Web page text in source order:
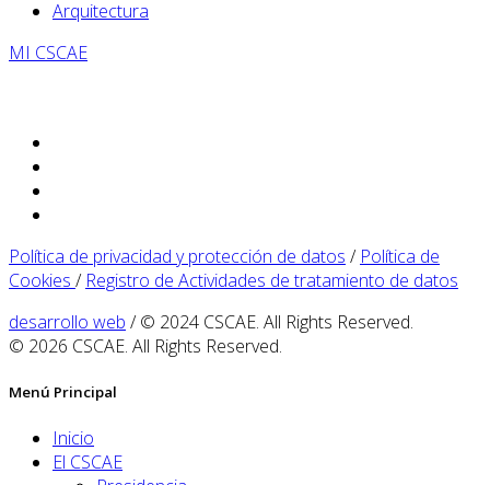
Arquitectura
MI CSCAE
Política de privacidad y protección de datos / Política de
Cookies / Registro de Actividades de tratamiento de datos
desarrollo web / © 2024 CSCAE. All Rights Reserved.
© 2026 CSCAE. All Rights Reserved.
Menú Principal
Inicio
El CSCAE